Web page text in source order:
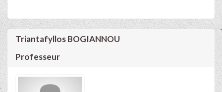
Triantafyllos BOGIANNOU
Professeur